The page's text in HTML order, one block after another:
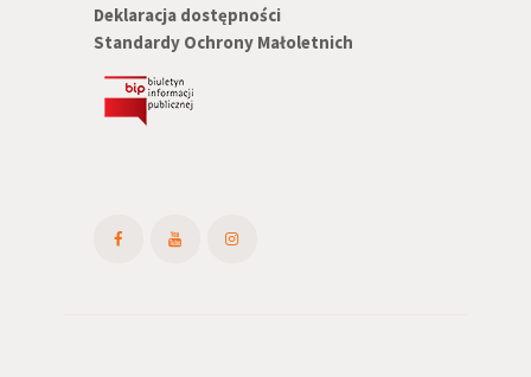
Deklaracja dostępności
Standardy Ochrony Małoletnich